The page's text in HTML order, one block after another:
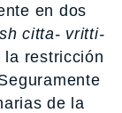
en dos
citta- vritti-
la restricción
de la